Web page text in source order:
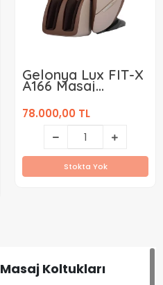
Gelonya Lux FIT-X
A166 Masaj
Koltuğu
78.000,00 TL
Stokta Yok
Masaj Koltukları